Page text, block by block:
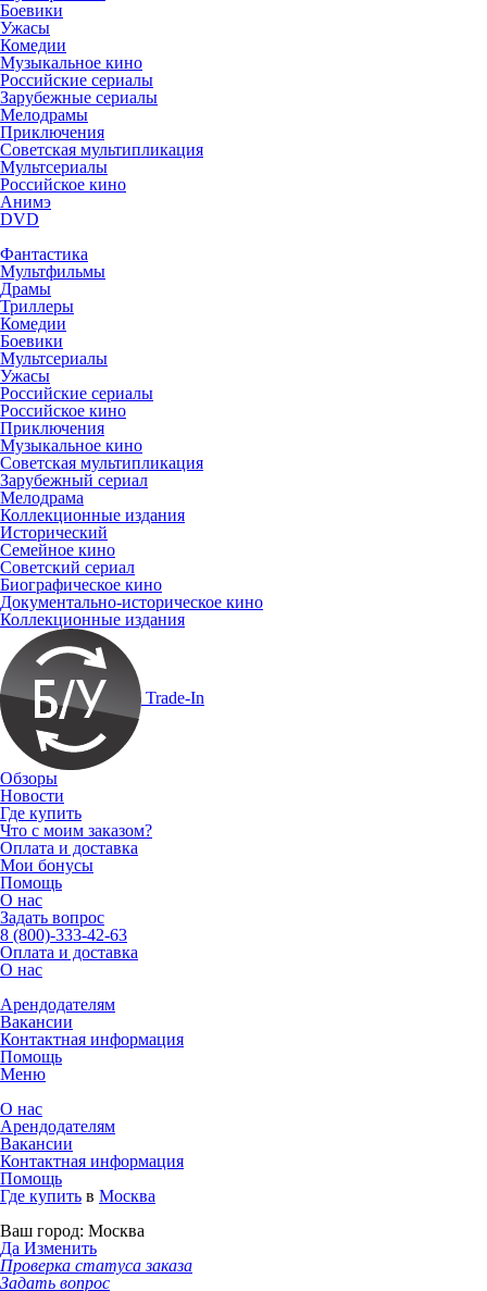
Боевики
Ужасы
Комедии
Музыкальное кино
Российские сериалы
Зарубежные сериалы
Мелодрамы
Приключения
Советская мультипликация
Мультсериалы
Российское кино
Анимэ
DVD
Фантастика
Мультфильмы
Драмы
Триллеры
Комедии
Боевики
Мультсериалы
Ужасы
Российские сериалы
Российское кино
Приключения
Музыкальное кино
Советская мультипликация
Зарубежный сериал
Мелодрама
Коллекционные издания
Исторический
Семейное кино
Советский сериал
Биографическое кино
Документально-историческое кино
Коллекционные издания
Trade-In
Обзоры
Новости
Где купить
Что с моим заказом?
Оплата и доставка
Мои бонусы
Помощь
О нас
Задать вопрос
8 (800)-333-42-63
Оплата и доставка
О нас
Арендодателям
Вакансии
Контактная информация
Помощь
Меню
О нас
Арендодателям
Вакансии
Контактная информация
Помощь
Где купить в Москва
Ваш город: Москва
Да Изменить
Проверка статуса заказа
Задать вопрос